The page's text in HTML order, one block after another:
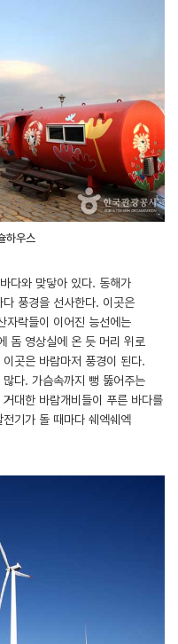
하우스
다와 맞닿아 있다. 동해가
풍경을 선사한다. 이곳은
자락들이 이어진 능선에는
돔 영상실에 온 듯 머리 위로
곳은 바람마저 풍경이 된다.
다. 가슴속까지 뻥 뚫어주는
대한 바람개비들이 푸른 바다를
기가 돌 때마다 쉐엑쉐엑